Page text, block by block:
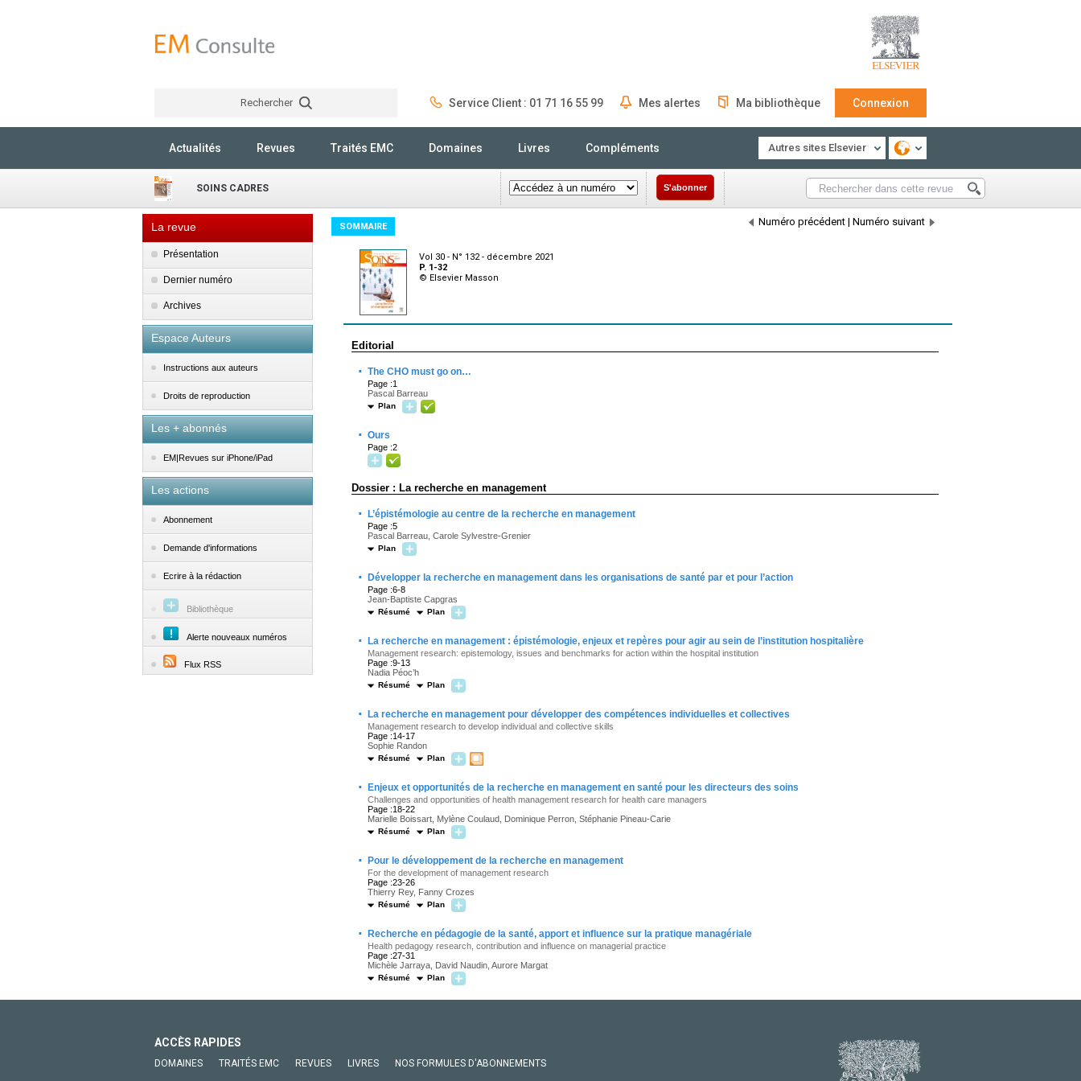
Rechercher Service Client : 01 71 16 55 99 Mes alertes Ma bibliothèque Connexion
Actualités Revues Traités EMC Domaines Livres Compléments Autres sites Elsevier
SOINS CADRES S'abonner
La revue
Présentation
Dernier numéro
Archives
Espace Auteurs
Instructions aux auteurs
Droits de reproduction
Les + abonnés
EM|Revues sur iPhone/iPad
Les actions
Abonnement
Demande d'informations
Ecrire à la rédaction
Bibliothèque
Alerte nouveaux numéros
Flux RSS
SOMMAIRE Numéro précédent | Numéro suivant
Vol 30 - N° 132 - décembre 2021
P. 1-32
© Elsevier Masson
Editorial
· The CHO must go on…
Page :1
Pascal Barreau
Plan
· Ours
Page :2
Dossier : La recherche en management
· L’épistémologie au centre de la recherche en management
Page :5
Pascal Barreau, Carole Sylvestre-Grenier
Plan
· Développer la recherche en management dans les organisations de santé par et pour l’action
Page :6-8
Jean-Baptiste Capgras
Résumé Plan
· La recherche en management : épistémologie, enjeux et repères pour agir au sein de l’institution hospitalière
Management research: epistemology, issues and benchmarks for action within the hospital institution
Page :9-13
Nadia Péoc’h
Résumé Plan
· La recherche en management pour développer des compétences individuelles et collectives
Management research to develop individual and collective skills
Page :14-17
Sophie Randon
Résumé Plan
· Enjeux et opportunités de la recherche en management en santé pour les directeurs des soins
Challenges and opportunities of health management research for health care managers
Page :18-22
Marielle Boissart, Mylène Coulaud, Dominique Perron, Stéphanie Pineau-Carie
Résumé Plan
· Pour le développement de la recherche en management
For the development of management research
Page :23-26
Thierry Rey, Fanny Crozes
Résumé Plan
· Recherche en pédagogie de la santé, apport et influence sur la pratique managériale
Health pedagogy research, contribution and influence on managerial practice
Page :27-31
Michèle Jarraya, David Naudin, Aurore Margat
Résumé Plan
ACCÈS RAPIDES
DOMAINES TRAITÉS EMC REVUES LIVRES NOS FORMULES D'ABONNEMENTS